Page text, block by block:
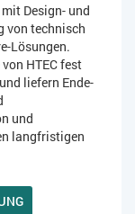
Design- und
von technisch
Lösungen.
HTEC fest
liefern Ende-
und
langfristigen